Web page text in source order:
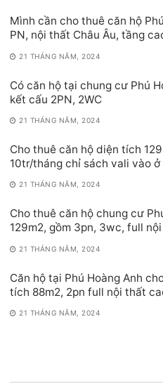
Mình cần cho thuê căn hộ
PN, nội thất Châu Âu, tầng
21 THÁNG NĂM, 2024
Có căn hộ tại chung cư Phú
kết cấu 2PN, 2WC
21 THÁNG NĂM, 2024
Cho thuê căn hộ diện tích
10tr/tháng chỉ sách vali vào ở
21 THÁNG NĂM, 2024
Cho thuê căn hộ chung cư
129m2, gồm 3pn, 3wc, full
21 THÁNG NĂM, 2024
Căn hộ tại Phú Hoàng Anh
tích 88m2, 2pn full nội thất
21 THÁNG NĂM, 2024